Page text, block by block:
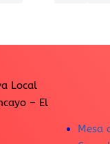
Local
– El
Mesa